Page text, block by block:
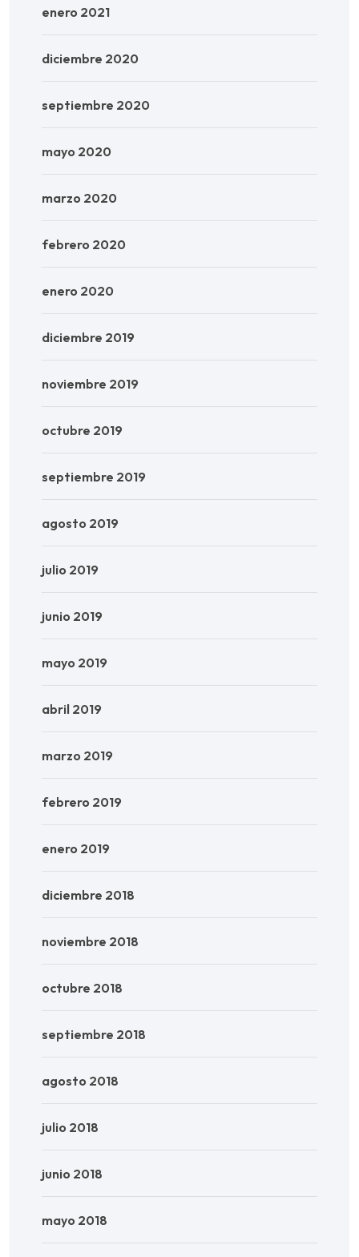
enero 2021
diciembre 2020
septiembre 2020
mayo 2020
marzo 2020
febrero 2020
enero 2020
diciembre 2019
noviembre 2019
octubre 2019
septiembre 2019
agosto 2019
julio 2019
junio 2019
mayo 2019
abril 2019
marzo 2019
febrero 2019
enero 2019
diciembre 2018
noviembre 2018
octubre 2018
septiembre 2018
agosto 2018
julio 2018
junio 2018
mayo 2018